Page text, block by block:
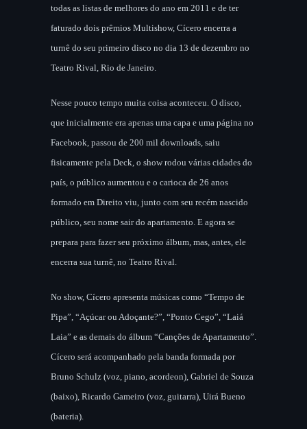
todas as listas de melhores do ano em 2011 e de ter
faturado dois prêmios Multishow, Cícero encerra a
turnê do seu primeiro disco no dia 13 de dezembro no
Teatro Rival, Rio de Janeiro.
Nesse pouco tempo muita coisa aconteceu. O disco,
que inicialmente era apenas uma capa e uma página no
Facebook, passou de 200 mil downloads, saiu
fisicamente pela Deck, o show rodou várias cidades do
país, o público aumentou e o carioca de 26 anos
formado em Direito viu, junto com seu recém nascido
público, seu nome sair do apartamento. E agora se
prepara para fazer seu próximo álbum, mas, antes, ele
encerra sua turnê, no Teatro Rival.
No show, Cícero apresenta músicas como “Tempo de
Pipa”, “Açúcar ou Adoçante?”, “Ponto Cego”, “Laiá
Laia” e as demais do álbum “Canções de Apartamento”.
Cícero será acompanhado pela banda formada por
Bruno Schulz (voz, piano, acordeon), Gabriel de Souza
(baixo), Ricardo Gameiro (voz, guitarra), Uirá Bueno
(bateria).